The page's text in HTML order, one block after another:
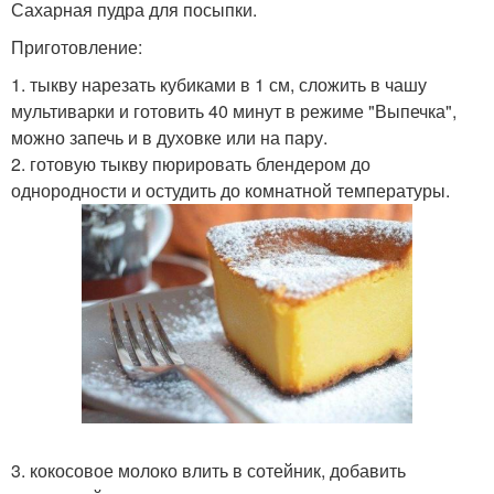
Сахарная пудра для посыпки.
Приготовление:
1. тыкву нарезать кубиками в 1 см, сложить в чашу
мультиварки и готовить 40 минут в режиме "Выпечка",
можно запечь и в духовке или на пару.
2. готовую тыкву пюрировать блендером до
однородности и остудить до комнатной температуры.
3. кокосовое молоко влить в сотейник, добавить